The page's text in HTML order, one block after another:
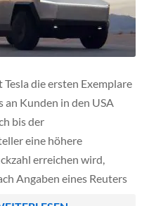
die ersten Exemplare
an Kunden in den USA
bis der
eine höhere
erreichen wird,
Angaben eines Reuters